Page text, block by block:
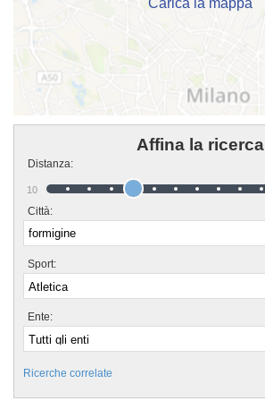
Carica la mappa
Affina la ricerca
Distanza:
10
Città:
Sport:
Ente:
Ricerche correlate